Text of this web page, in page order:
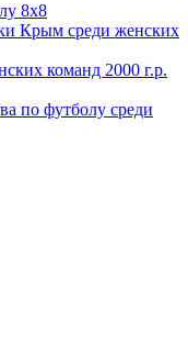
8х8
Крым среди женских
команд 2000 г.р.
по футболу среди